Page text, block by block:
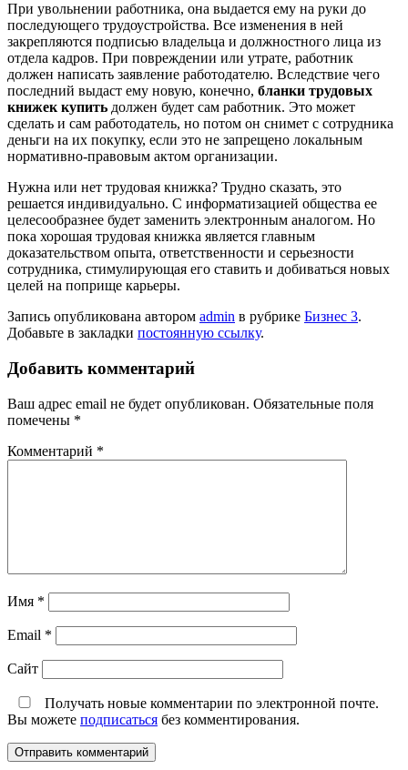
При увольнении работника, она выдается ему на руки до
последующего трудоустройства. Все изменения в ней
закрепляются подписью владельца и должностного лица из
отдела кадров. При повреждении или утрате, работник
должен написать заявление работодателю. Вследствие чего
последний выдаст ему новую, конечно, бланки трудовых
книжек купить должен будет сам работник. Это может
сделать и сам работодатель, но потом он снимет с сотрудника
деньги на их покупку, если это не запрещено локальным
нормативно-правовым актом организации.
Нужна или нет трудовая книжка? Трудно сказать, это
решается индивидуально. С информатизацией общества ее
целесообразнее будет заменить электронным аналогом. Но
пока хорошая трудовая книжка является главным
доказательством опыта, ответственности и серьезности
сотрудника, стимулирующая его ставить и добиваться новых
целей на поприще карьеры.
Запись опубликована автором admin в рубрике Бизнес 3.
Добавьте в закладки постоянную ссылку.
Добавить комментарий
Ваш адрес email не будет опубликован. Обязательные поля
помечены *
Комментарий *
Имя *
Email *
Сайт
Получать новые комментарии по электронной почте.
Вы можете подписаться без комментирования.